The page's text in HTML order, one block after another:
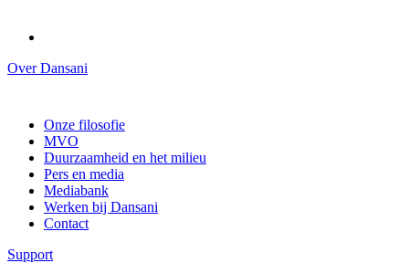
Over Dansani
Onze filosofie
MVO
Duurzaamheid en het milieu
Pers en media
Mediabank
Werken bij Dansani
Contact
Support